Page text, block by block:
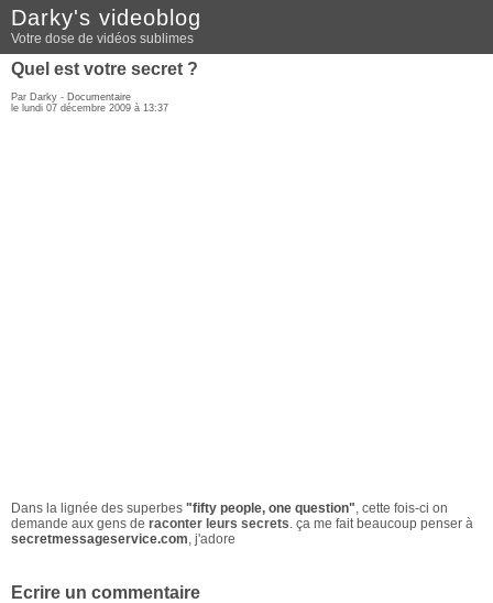
Darky's videoblog
Votre dose de vidéos sublimes
Quel est votre secret ?
Par Darky - Documentaire
le lundi 07 décembre 2009 à 13:37
Dans la lignée des superbes "fifty people, one question", cette fois-ci on
demande aux gens de raconter leurs secrets. ça me fait beaucoup penser à
secretmessageservice.com, j'adore
Ecrire un commentaire